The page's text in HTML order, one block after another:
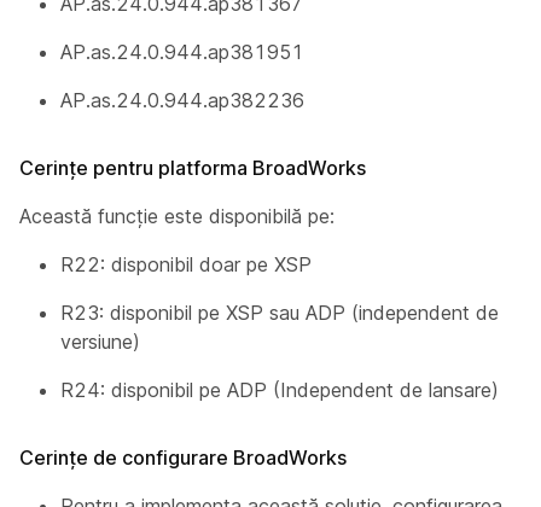
AP.as.24.0.944.ap381951
AP.as.24.0.944.ap382236
Cerințe pentru platforma BroadWorks
Această funcție este disponibilă pe:
R22: disponibil doar pe XSP
R23: disponibil pe XSP sau ADP (independent de
versiune)
R24: disponibil pe ADP (Independent de lansare)
Cerințe de configurare BroadWorks